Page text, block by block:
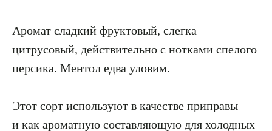
Аромат сладкий фруктовый, слегка
цитрусовый, действительно с нотками спелого
персика. Ментол едва уловим.
Этот сорт используют в качестве приправы
и как ароматную составляющую для холодных